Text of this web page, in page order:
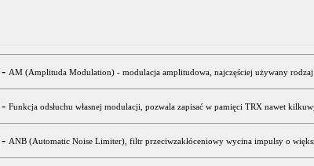
- AM (Amplituda Modulation) - modulacja amplitudowa, najczęściej używany
- Funkcja odsłuchu własnej modulacji, pozwala zapisać w pamięci TRX nawet
- ANB (Automatic Noise Limiter), filtr przeciwzakłóceniowy wycina impulsy o